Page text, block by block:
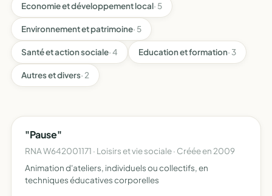
Economie et développement local· 5
Environnement et patrimoine· 5
Santé et action sociale· 4 Education et formation· 3
Autres et divers· 2
"Pause"
RNA W642001171 · Loisirs et vie sociale · Créée en 2009
Animation d'ateliers, individuels ou collectifs, en
techniques éducatives corporelles